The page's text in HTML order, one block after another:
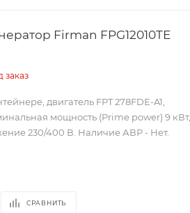
Firman FPG12010TЕ
заказ
двигатель FPT 278FDE-A1,
мощность (Prime power) 9 кВт,
230/400 В. Наличие АВР - Нет.
СРАВНИТЬ